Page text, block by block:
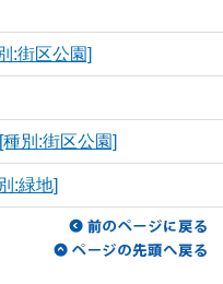
:街区公園]
別:街区公園]
:緑地]